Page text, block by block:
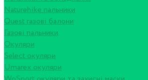
Naturehike пальники
Quest газові балони
Газові пальники
Окуляри
Select окуляри
Umarex окуляри